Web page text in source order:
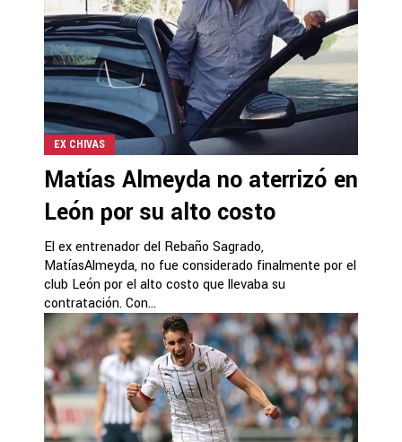
EX CHIVAS
Matías Almeyda no aterrizó en
León por su alto costo
El ex entrenador del Rebaño Sagrado,
MatíasAlmeyda, no fue considerado finalmente por el
club León por el alto costo que llevaba su
contratación. Con...